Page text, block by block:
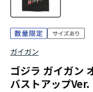
ガイガン
ゴジラ ガイガン
バストアップVer.